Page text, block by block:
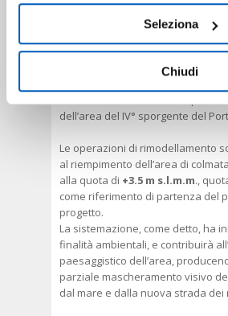
consenso in qualsiasi momento,
Mostra Dettagli.
Seleziona
Chiudi
Il rimodellamento dell’area di
scopo di predisporre le superfici
intervento ai successivi interventi
riqualificazione ambientale, sarà
dell’area del IV° sporgente del
Le operazioni di rimodellamento
al riempimento dell’area di
alla quota di +3.5 m s.l.m.m.,
come riferimento di partenza del
progetto.
La sistemazione, come detto, ha
finalità ambientali, e contribuirà
paesaggistico dell’area,
parziale mascheramento visivo
dal mare e dalla nuova strada dei